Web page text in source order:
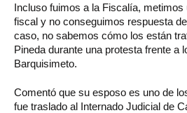
Incluso fuimos a la Fiscalía,
fiscal y no conseguimos respuesta
caso, no sabemos cómo los están
Pineda durante una protesta frente a
Barquisimeto.
Comentó que su esposo es uno de
fue traslado al Internado Judicial de